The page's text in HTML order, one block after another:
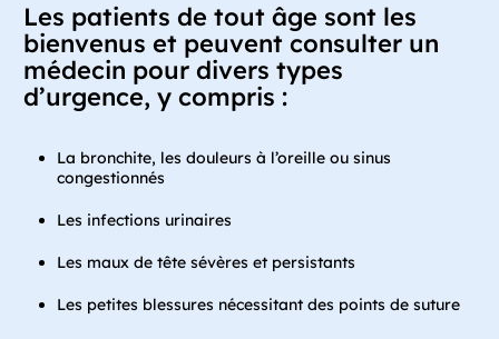
Les patients de tout âge sont les
bienvenus et peuvent consulter un
médecin pour divers types
d’urgence, y compris :
La bronchite, les douleurs à l’oreille ou sinus
congestionnés
Les infections urinaires
Les maux de tête sévères et persistants
Les petites blessures nécessitant des points de suture